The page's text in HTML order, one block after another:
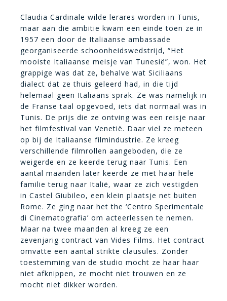
Claudia Cardinale wilde lerares worden in Tunis,
maar aan die ambitie kwam een einde toen ze in
1957 een door de Italiaanse ambassade
georganiseerde schoonheidswedstrijd, “Het
mooiste Italiaanse meisje van Tunesië”, won. Het
grappige was dat ze, behalve wat Siciliaans
dialect dat ze thuis geleerd had, in die tijd
helemaal geen Italiaans sprak. Ze was namelijk in
de Franse taal opgevoed, iets dat normaal was in
Tunis. De prijs die ze ontving was een reisje naar
het filmfestival van Venetië. Daar viel ze meteen
op bij de Italiaanse filmindustrie. Ze kreeg
verschillende filmrollen aangeboden, die ze
weigerde en ze keerde terug naar Tunis. Een
aantal maanden later keerde ze met haar hele
familie terug naar Italië, waar ze zich vestigden
in Castel Giubileo, een klein plaatsje net buiten
Rome. Ze ging naar het the ‘Centro Sperimentale
di Cinematografia’ om acteerlessen te nemen.
Maar na twee maanden al kreeg ze een
zevenjarig contract van Vides Films. Het contract
omvatte een aantal strikte clausules. Zonder
toestemming van de studio mocht ze haar haar
niet afknippen, ze mocht niet trouwen en ze
mocht niet dikker worden.